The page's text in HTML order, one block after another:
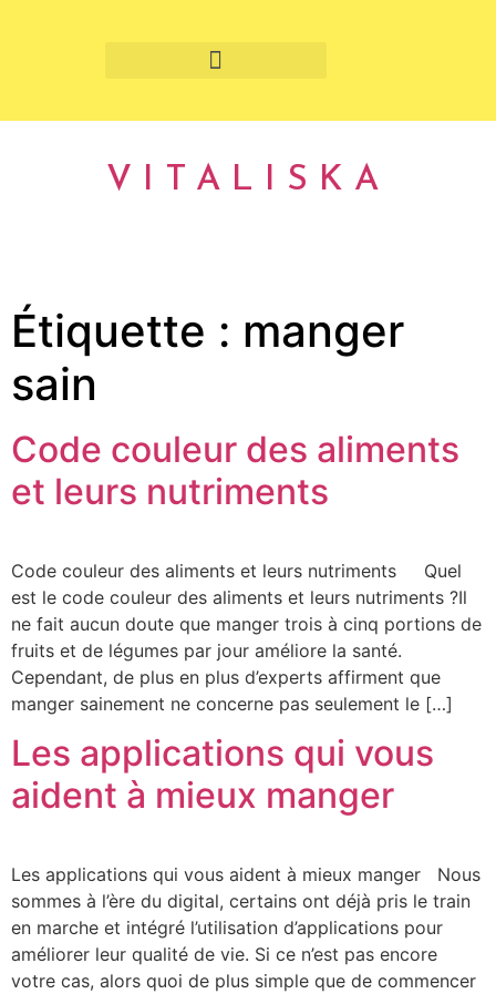
VITALISKA
Étiquette : manger
sain
Code couleur des aliments
et leurs nutriments
Code couleur des aliments et leurs nutriments Quel
est le code couleur des aliments et leurs nutriments ?Il
ne fait aucun doute que manger trois à cinq portions de
fruits et de légumes par jour améliore la santé.
Cependant, de plus en plus d’experts affirment que
manger sainement ne concerne pas seulement le […]
Les applications qui vous
aident à mieux manger
Les applications qui vous aident à mieux manger Nous
sommes à l’ère du digital, certains ont déjà pris le train
en marche et intégré l’utilisation d’applications pour
améliorer leur qualité de vie. Si ce n’est pas encore
votre cas, alors quoi de plus simple que de commencer